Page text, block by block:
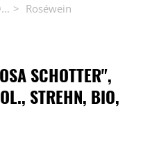
Roséwein
SCHOTTER",
STREHN, BIO,